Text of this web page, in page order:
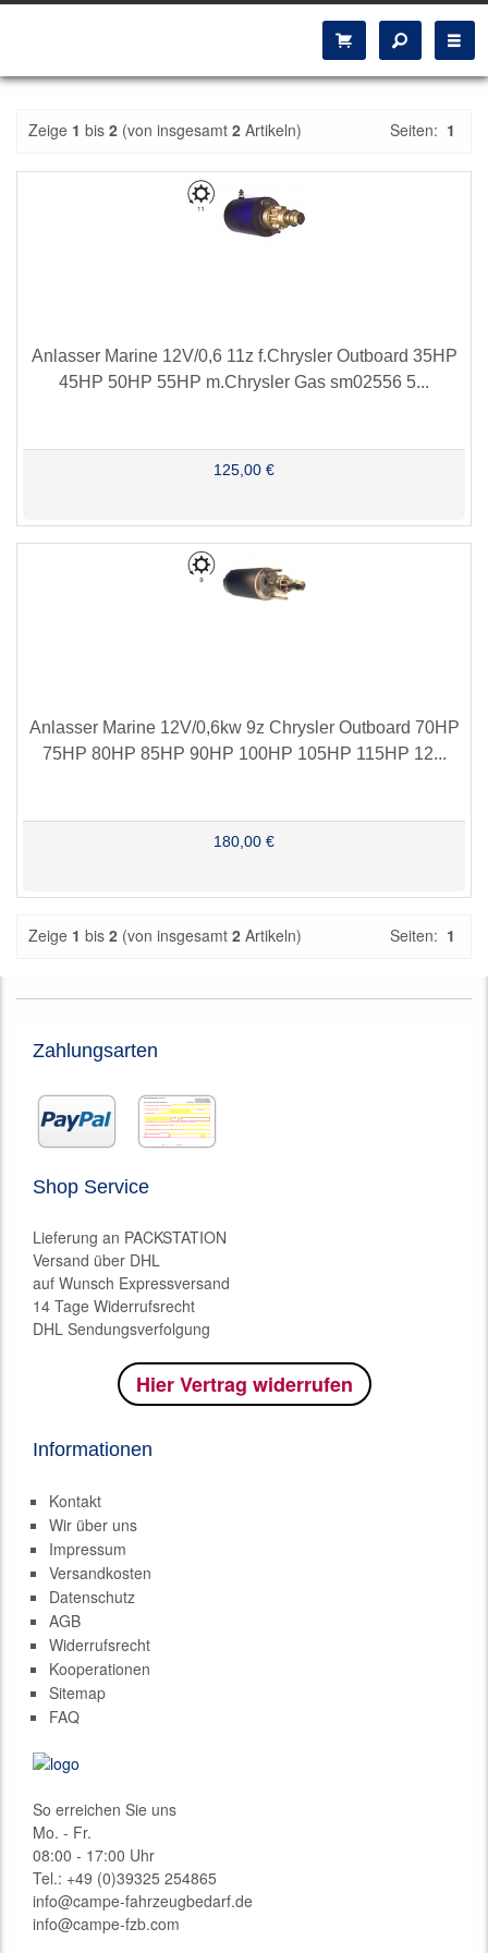
Zeige 1 bis 2 (von insgesamt 2 Artikeln) Seiten: 1
Anlasser Marine 12V/0,6 11z f.Chrysler Outboard 35HP
45HP 50HP 55HP m.Chrysler Gas sm02556 5...
125,00 €
Anlasser Marine 12V/0,6kw 9z Chrysler Outboard 70HP
75HP 80HP 85HP 90HP 100HP 105HP 115HP 12...
180,00 €
Zeige 1 bis 2 (von insgesamt 2 Artikeln) Seiten: 1
Zahlungsarten
Shop Service
Lieferung an PACKSTATION
Versand über DHL
auf Wunsch Expressversand
14 Tage Widerrufsrecht
DHL Sendungsverfolgung
Hier Vertrag widerrufen
Informationen
Kontakt
Wir über uns
Impressum
Versandkosten
Datenschutz
AGB
Widerrufsrecht
Kooperationen
Sitemap
FAQ
So erreichen Sie uns
Mo. - Fr.
08:00 - 17:00 Uhr
Tel.: +49 (0)39325 254865
info@campe-fahrzeugbedarf.de
info@campe-fzb.com